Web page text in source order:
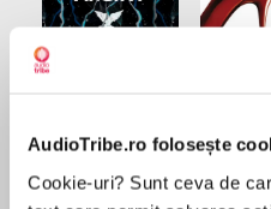
AudioTribe.ro folosește
Cookie-uri? Sunt ceva de